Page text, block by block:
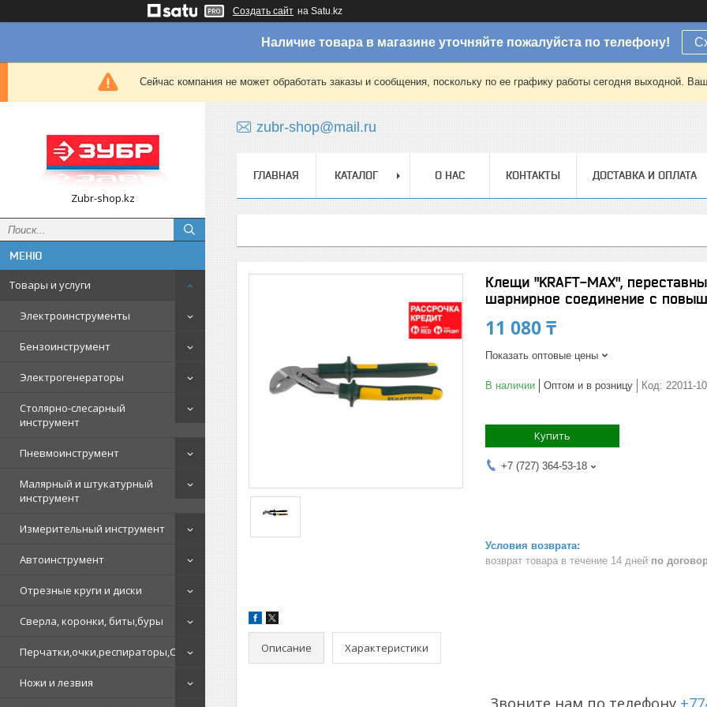
Создать сайт на Satu.kz
Наличие товара в магазине уточняйте пожалуйста по телефону!
Сейчас компания не может обработать заказы и сообщения, поскольку по ее графику работы сегодня выходной.
Zubr-shop.kz
Товары и услуги
Электроинструменты
Бензоинструмент
Электрогенераторы
Столярно-слесарный
инструмент
Пневмоинструмент
Малярный и штукатурный
инструмент
Измерительный инструмент
Автоинструмент
Отрезные круги и диски
Сверла, коронки, биты,буры
Перчатки,очки,респираторы,СИЗ
Ножи и лезвия
zubr-shop@mail.ru
ГЛАВНАЯ КАТАЛОГ О НАС КОНТАКТЫ ДОСТАВКА И ОПЛАТА
Клещи "KRAFT-MAX",
шарнирное соединение с повыш
11 080 ₸
Показать оптовые цены
В наличии Оптом и в розницу Код: 22011-
Купить
+7 (727) 364-53-18
возврат товара в течение 14 дней по
Описание Характеристики
Звоните нам по телефону